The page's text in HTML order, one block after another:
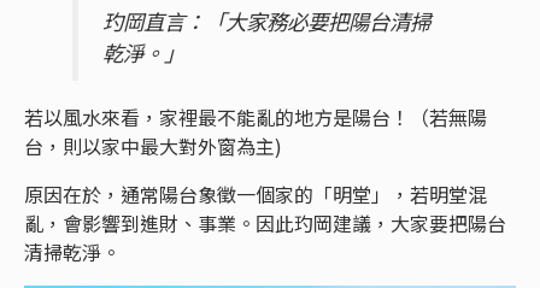
玓岡直言：「大家務必要把陽台清掃
乾淨。」
若以風水來看，家裡最不能亂的地方是陽台！（若無陽
台，則以家中最大對外窗為主)
原因在於，通常陽台象徵一個家的「明堂」，若明堂混
亂，會影響到進財、事業。因此玓岡建議，大家要把陽台
清掃乾淨。